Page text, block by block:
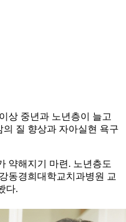
상 중년과 노년층이 늘고
질 향상과 자아실현 욕구
약해지기 마련. 노년층도
동경희대학교치과병원 교
다.